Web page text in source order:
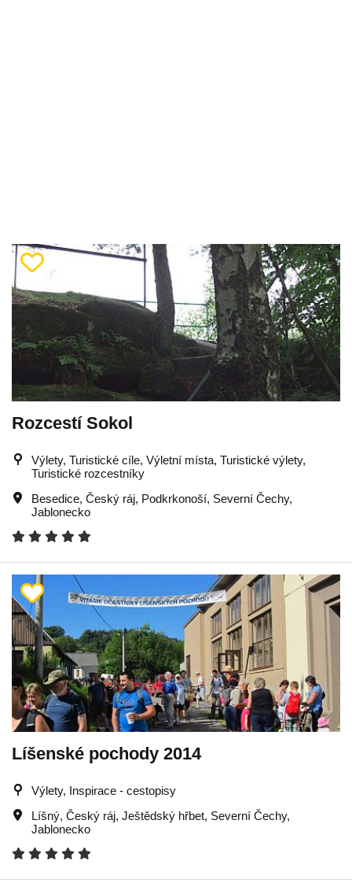
Rozcestí Sokol
Výlety, Turistické cíle, Výletní místa, Turistické výlety,
Turistické rozcestníky
Besedice, Český ráj, Podkrkonoší, Severní Čechy,
Jablonecko
Líšenské pochody 2014
Výlety, Inspirace - cestopisy
Líšný, Český ráj, Ještědský hřbet, Severní Čechy,
Jablonecko